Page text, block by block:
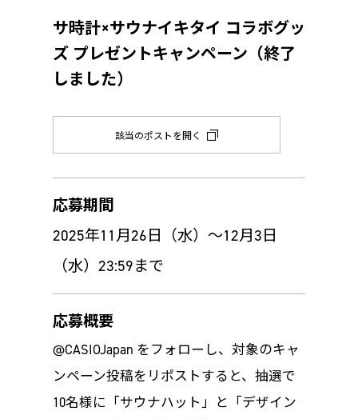
サ時計×サウナイキタイ コラボグッ
ズ プレゼントキャンペーン（終了
しました）
該当のポストを開く
応募期間
2025年11月26日（水）～12月3日
（水）23:59まで
応募概要
@CASIOJapan をフォローし、対象のキャ
ンペーン投稿をリポストすると、抽選で
10名様に「サウナハット」と「デザイン